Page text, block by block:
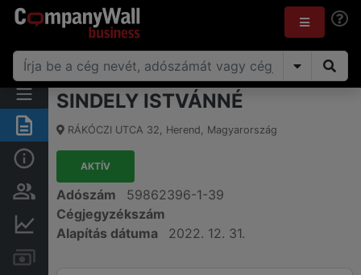
Összegzés
Alap információk
Személyek és tulajdonjog
Pénzügyi információk
SINDELY ISTVÁNNÉ
RÁKÓCZI UTCA 32, Herend, Magyarország
AKTÍV
Adószám
59862396-1-39
Cégjegyzékszám
Alapítás dátuma
2022. 12. 31.